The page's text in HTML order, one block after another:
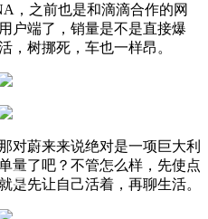
，之前也是和滴滴合作的网
户端了，销量是不是直接爆
，树挪死，车也一样昂。
对蔚来来说绝对是一项巨大利
量了吧？不管怎么样，先使点
是先让自己活着，再聊生活。